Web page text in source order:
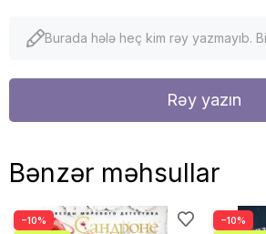
Burada hələ heç kim rəy yazmayıb.
Rəy yazın
Bənzər məhsullar
−10% −10%